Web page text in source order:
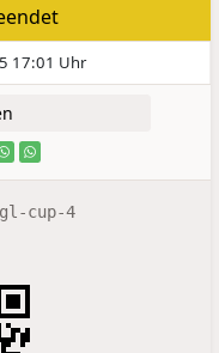
17:01 Uhr
cup-4